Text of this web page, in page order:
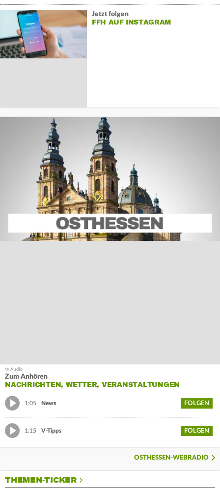
Jetzt folgen
FFH AUF INSTAGRAM
Zum Anhören
NACHRICHTEN, WETTER, VERANSTALTUNGEN
1:05 News FOLGEN
1:15 V-Tipps FOLGEN
OSTHESSEN-WEBRADIO
THEMEN-TICKER